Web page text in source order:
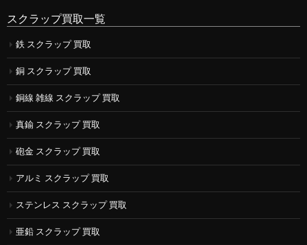
スクラップ買取一覧
鉄 スクラップ 買取
銅 スクラップ 買取
銅線 雑線 スクラップ 買取
真鍮 スクラップ 買取
砲金 スクラップ 買取
アルミ スクラップ 買取
ステンレス スクラップ 買取
亜鉛 スクラップ 買取